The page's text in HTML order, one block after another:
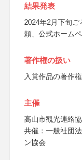
結果発表
2024年2月下旬
頼、公式ホーム
著作権の扱い
入賞作品の著作
主催
高山市観光連絡
共催：一般社団
ン協会